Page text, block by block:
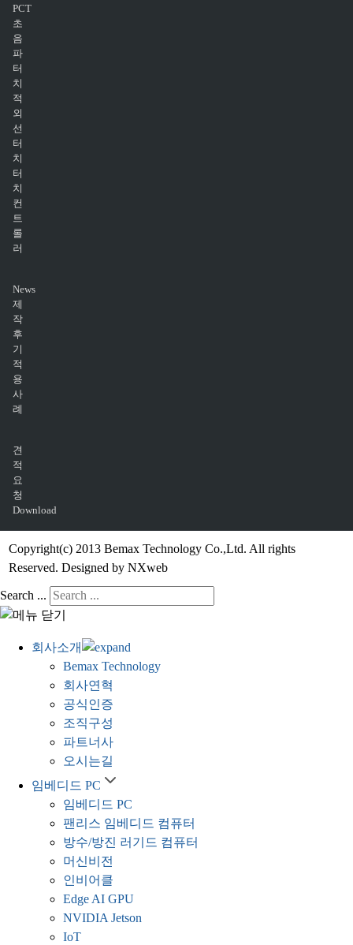
PCT
초
음
파
터
치
적
외
선
터
치
터
치
컨
트
롤
러
News
제
작
후
기
적
용
사
례
견
적
요
청
Download
Copyright(c) 2013 Bemax Technology Co.,Ltd. All rights
Reserved. Designed by NXweb
Search ...
회사소개
Bemax Technology
회사연혁
공식인증
조직구성
파트너사
오시는길
임베디드 PC
임베디드 PC
팬리스 임베디드 컴퓨터
방수/방진 러기드 컴퓨터
머신비전
인비어클
Edge AI GPU
NVIDIA Jetson
IoT